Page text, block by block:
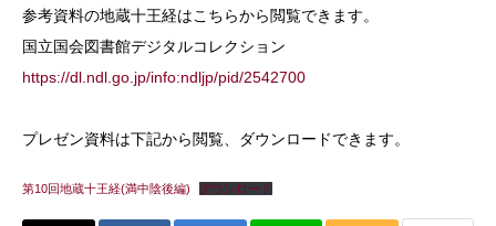
参考資料の地蔵十王経はこちらから閲覧できます。
国立国会図書館デジタルコレクション
https://dl.ndl.go.jp/info:ndljp/pid/2542700
プレゼン資料は下記から閲覧、ダウンロードできます。
第10回地蔵十王経(満中陰後編) ダウンロード